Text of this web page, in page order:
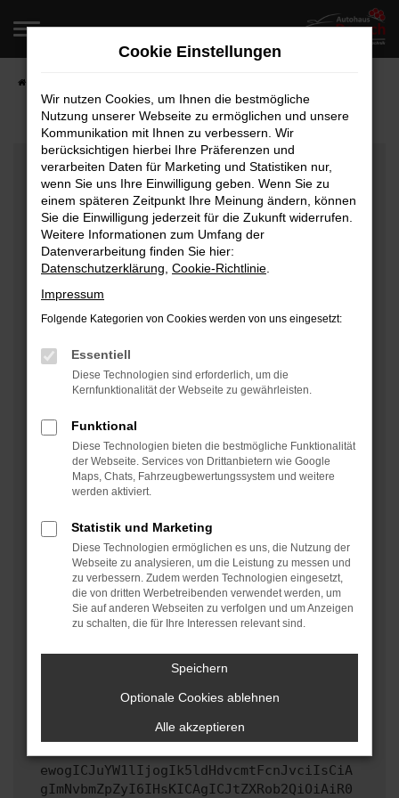
Zum
springen
Fehler: Network Error
Beim Laden ist ein Fehler aufgetreten.
Hier sind ein paar Tipps, die dir helfen können:
Überprüfe deine Firewall und deine
Internetverbindung.
Laden andere Webseiten, zum Beispiel deine
Manche Erweiterungen, wie Werbeblocker, können
das Laden bestimmter Seiten verhindern.
Funktioniert die Seite in einem anderen Browser
Starte dein Gerät neu.
Das kann manchmal helfen, vorübergehende
Probleme zu beheben.
Betriebssystem auf dem neuesten Stand sind.
Veraltete Software birgt nicht nur ein
Sicherheitsrisiko, sondern kann auch dazu führen,
dass bestimmte Funktionen nicht mehr unterstützt
werden.
Wende dich an den Webseitenbetreiber.
Wenn du alle oben genannten Schritte versucht hast,
kontaktiere uns bitte. Wir werden versuchen, das
Problem zu beheben. Du kannst uns diesen Text
schicken, um uns bei der Fehlersuche zu
ewogICJuYW1lIjogIk5ldHdvcmtFcnJvciIsCiA
gImNvbmZpZyI6IHsKICAgICJtZXRob2QiOiAiR0
Cookie Einstellungen
Wir nutzen Cookies, um Ihnen die bestmögliche
Nutzung unserer Webseite zu ermöglichen und unsere
Kommunikation mit Ihnen zu verbessern. Wir
berücksichtigen hierbei Ihre Präferenzen und
verarbeiten Daten für Marketing und Statistiken nur,
wenn Sie uns Ihre Einwilligung geben. Wenn Sie zu
einem späteren Zeitpunkt Ihre Meinung ändern, können
Sie die Einwilligung jederzeit für die Zukunft widerrufen.
Weitere Informationen zum Umfang der
Datenverarbeitung finden Sie hier:
Datenschutzerklärung Cookie-Richtlinie
Impressum
Folgende Kategorien von Cookies werden von uns eingesetzt:
Essentiell
Diese Technologien sind erforderlich, um die
Kernfunktionalität der Webseite zu gewährleisten.
Funktional
Diese Technologien bieten die bestmögliche Funktionalität
der Webseite. Services von Drittanbietern wie Google
Maps, Chats, Fahrzeugbewertungssystem und weitere
werden aktiviert.
Statistik und Marketing
Diese Technologien ermöglichen es uns, die Nutzung der
Webseite zu analysieren, um die Leistung zu messen und
zu verbessern. Zudem werden Technologien eingesetzt,
die von dritten Werbetreibenden verwendet werden, um
Sie auf anderen Webseiten zu verfolgen und um Anzeigen
zu schalten, die für Ihre Interessen relevant sind.
Speichern
Optionale Cookies ablehnen
Alle akzeptieren